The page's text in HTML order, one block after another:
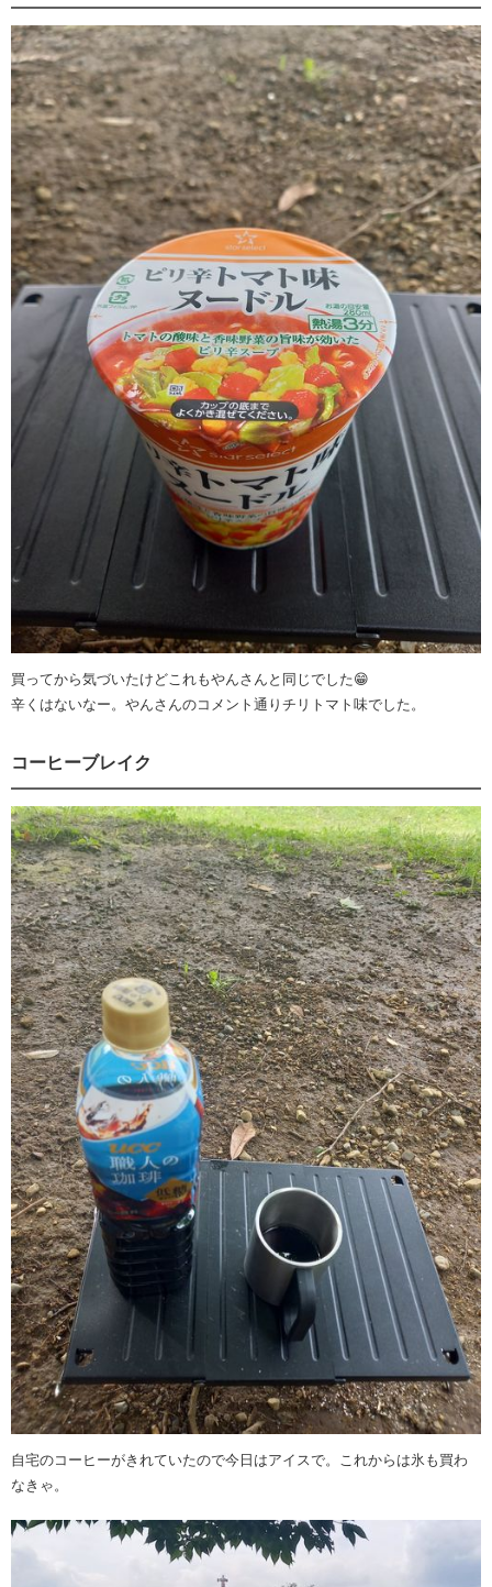
買ってから気づいたけどこれもやんさんと同じでした😁
辛くはないなー。やんさんのコメント通りチリトマト味でした。
コーヒーブレイク
自宅のコーヒーがきれていたので今日はアイスで。これからは氷も買わ
なきゃ。